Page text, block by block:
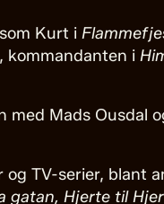
Kurt i
, kommandanten i
Mads Ousdal
TV-serier, blant
gatan, Hjerte til